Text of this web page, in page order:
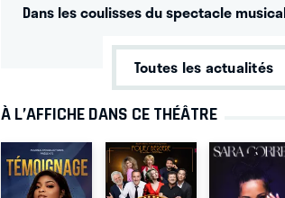
Dans les coulisses du spectacle musical
Toutes les actualités
À L’AFFICHE DANS CE THÉÂTRE